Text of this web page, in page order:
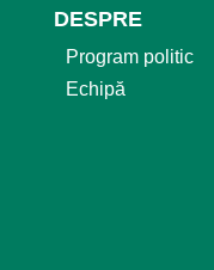
DESPRE
Program politic
Echipă